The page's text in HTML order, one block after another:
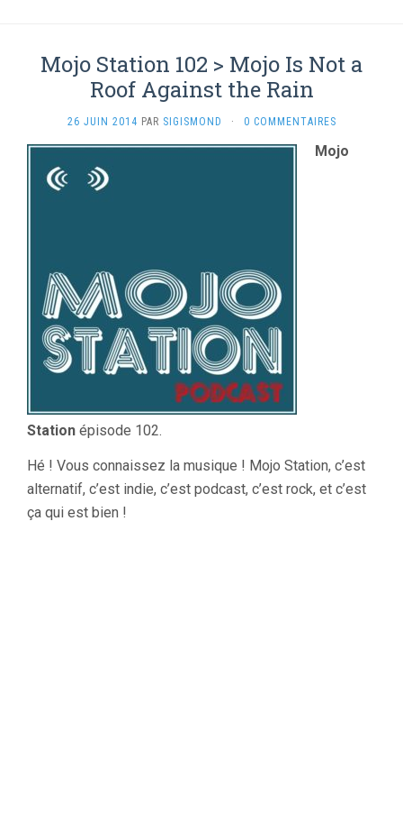
Mojo Station 102 > Mojo Is Not a
Roof Against the Rain
26 JUIN 2014 PAR SIGISMOND · 0 COMMENTAIRES
Mojo
Station épisode 102.
Hé ! Vous connaissez la musique ! Mojo Station, c’est
alternatif, c’est indie, c’est podcast, c’est rock, et c’est
ça qui est bien !